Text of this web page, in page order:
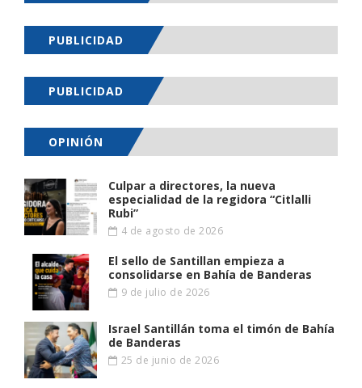
PUBLICIDAD
PUBLICIDAD
OPINIÓN
Culpar a directores, la nueva
especialidad de la regidora “Citlalli
Rubi”
4 de agosto de 2026
El sello de Santillan empieza a
consolidarse en Bahía de Banderas
9 de julio de 2026
Israel Santillán toma el timón de Bahía
de Banderas
25 de junio de 2026